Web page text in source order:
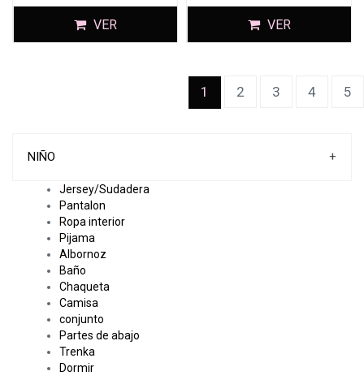
VER VER
1 (current)
2 3 4 5
NIÑO +
Jersey/Sudadera
Pantalon
Ropa interior
Pijama
Albornoz
Baño
Chaqueta
Camisa
conjunto
Partes de abajo
Trenka
Dormir